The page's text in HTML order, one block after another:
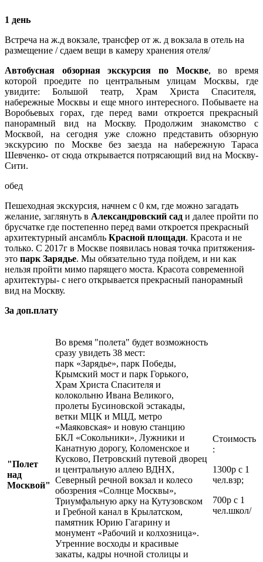
1 день
Встреча на ж.д вокзале, трансфер от ж. д вокзала в отель на
размещение / сдаем вещи в камеру хранения отеля/
Автобусная обзорная экскурсия по Москве, во время
которой проедите по центральным улицам Москвы, где
увидите: Большой театр, Храм Христа Спасителя,
набережные Москвы и еще много интересного. Побываете на
Воробьевых горах, где перед вами откроется прекрасный
панорамный вид на Москву. Продолжим знакомство с
Москвой, на сегодня уже сложно представить обзорную
экскурсию по Москве без заезда на набережную Тараса
Шевченко- от сюда открывается потрясающий вид на Москву-
Сити.
обед
Пешеходная экскурсия, начнем с 0 км, где можно загадать
желание, заглянуть в Александровский сад и далее пройти по
брусчатке где постепенно перед вами откроется прекрасный
архитектурный ансамбль Красной площади. Красота и не
только. С 2017г в Москве появилась новая точка притяжения-
это парк Зарядье. Мы обязательно туда пойдем, и ни как
нельзя пройти мимо парящего моста. Красота современной
архитектуры- с него открывается прекрасный панорамный
вид на Москву.
За доп.плату
"Полет
над
Москвой"
Во время "полета" будет возможность
сразу увидеть 38 мест:
парк «Зарядье», парк Победы,
Крымский мост и парк Горького,
Храм Христа Спасителя и
колокольню Ивана Великого,
пролеты Бусиновской эстакады,
ветки МЦК и МЦД, метро
«Маяковская» и новую станцию
БКЛ «Сокольники», Лужники и
Канатную дорогу, Коломенское и
Кусково, Петровский путевой дворец
и центральную аллею ВДНХ,
Северный речной вокзал и колесо
обозрения «Солнце Москвы»,
Триумфальную арку на Кутузовском
и Гребной канал в Крылатском,
памятник Юрию Гагарину и
монумент «Рабочий и колхозница».
Утренние восходы и красивые
закаты, кадры ночной столицы и
Стоимость
:
1300р с 1
чел.взр;
700р с 1
чел.школ/